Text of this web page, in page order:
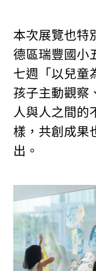
本次展覽也特
德區瑞豐國小
七週「以兒童
孩子主動觀察
人與人之間的
樣，共創成果
出。